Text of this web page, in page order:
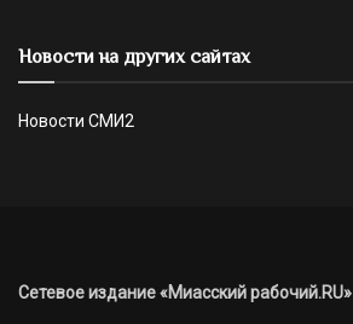
Новости на других сайтах
Новости СМИ2
Сетевое издание «Миасский рабочий.RU»